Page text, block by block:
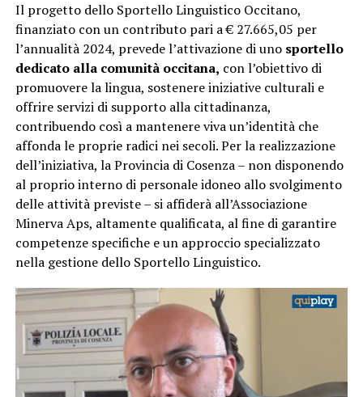
Il progetto dello Sportello Linguistico Occitano,
finanziato con un contributo pari a € 27.665,05 per
l’annualità 2024, prevede l’attivazione di uno sportello
dedicato alla comunità occitana, con l’obiettivo di
promuovere la lingua, sostenere iniziative culturali e
offrire servizi di supporto alla cittadinanza,
contribuendo così a mantenere viva un’identità che
affonda le proprie radici nei secoli. Per la realizzazione
dell’iniziativa, la Provincia di Cosenza – non disponendo
al proprio interno di personale idoneo allo svolgimento
delle attività previste – si affiderà all’Associazione
Minerva Aps, altamente qualificata, al fine di garantire
competenze specifiche e un approccio specializzato
nella gestione dello Sportello Linguistico.